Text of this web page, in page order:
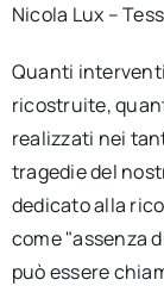
Nicola Lux –
Quanti
ricostruite,
realizzati nei
tragedie del
dedicato alla
come "assenza
può essere